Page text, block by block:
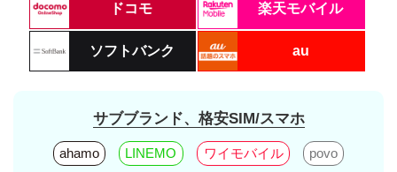
ドコモ 楽天モバイル
ソフトバンク au
サブブランド、格安SIM/スマホ
ahamo LINEMO ワイモバイル povo